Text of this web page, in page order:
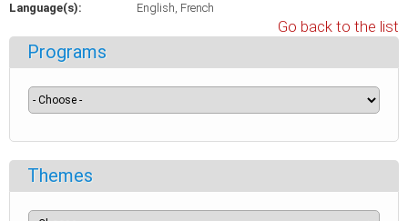
Language(s):
English French
Go back to the list
Programs
Themes